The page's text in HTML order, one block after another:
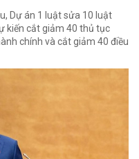
Dự án 1 luật sửa 10 luật
kiến cắt giảm 40 thủ tục
chính và cắt giảm 40 điều